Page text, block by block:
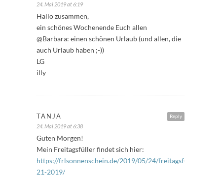
24. Mai 2019 at 6:19
Hallo zusammen,
ein schönes Wochenende Euch allen
@Barbara: einen schönen Urlaub (und allen, die
auch Urlaub haben ;-))
LG
illy
Reply
TANJA
24. Mai 2019 at 6:38
Guten Morgen!
Mein Freitagsfüller findet sich hier:
https://frlsonnenschein.de/2019/05/24/freitagsfueller-
21-2019/